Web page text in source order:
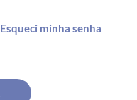
Esqueci minha senha